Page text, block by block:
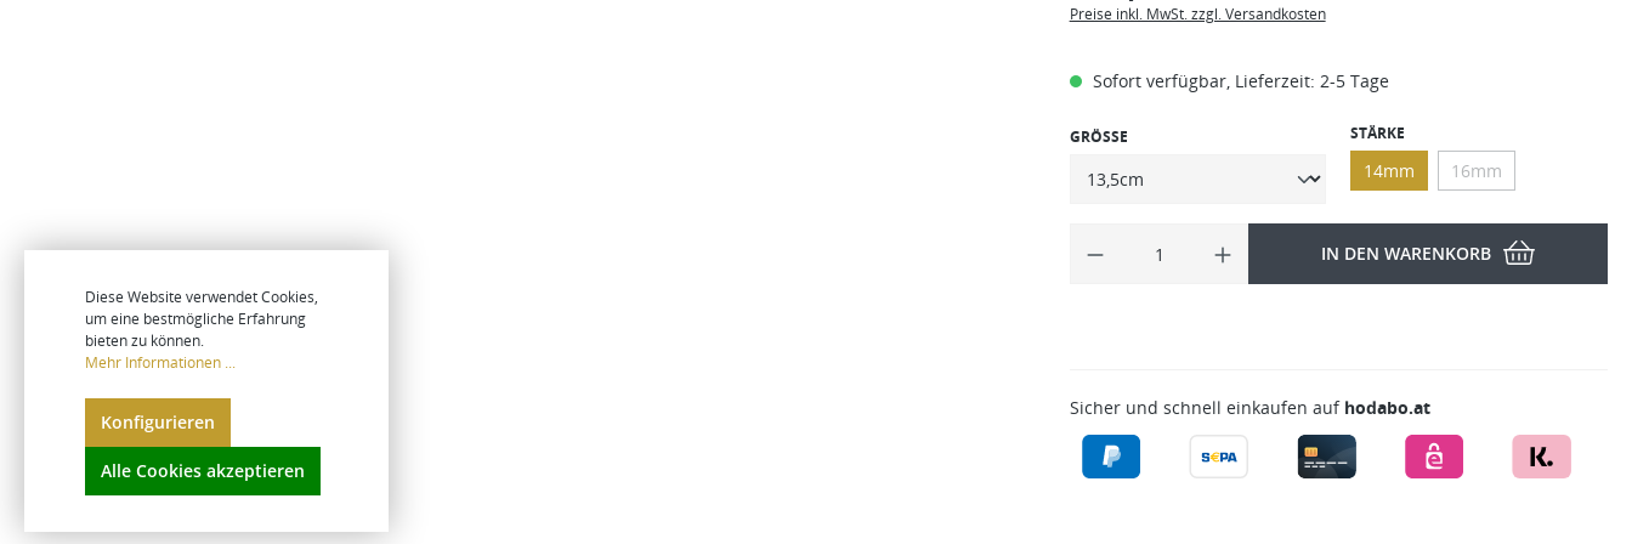
Preise inkl. MwSt. zzgl. Versandkosten
Sofort verfügbar, Lieferzeit: 2-5 Tage
GRÖSSE STÄRKE
14mm 16mm
IN DEN WARENKORB
Sicher und schnell einkaufen auf hodabo.at
Diese Website verwendet Cookies,
um eine bestmögliche Erfahrung
bieten zu können.
Mehr Informationen ...
Konfigurieren
Alle Cookies akzeptieren